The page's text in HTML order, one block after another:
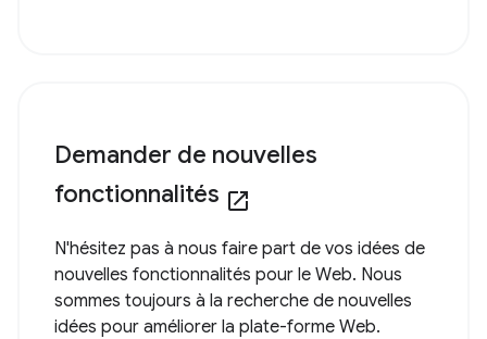
Demander de nouvelles
fonctionnalités open_in_new
N'hésitez pas à nous faire part de vos idées de
nouvelles fonctionnalités pour le Web. Nous
sommes toujours à la recherche de nouvelles
idées pour améliorer la plate-forme Web.